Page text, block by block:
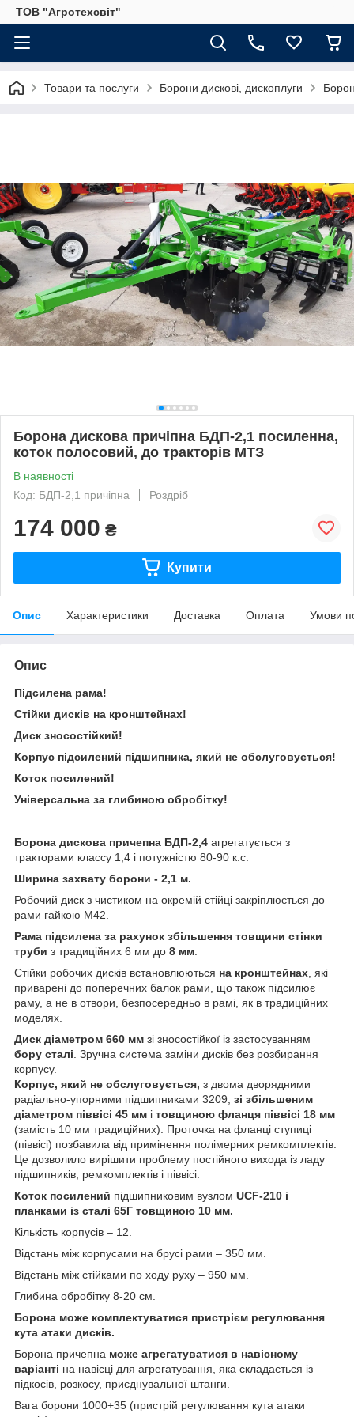
ТОВ "Агротехсвіт"
Товари та послуги Борони дискові, дископлуги
Борона дискова причіпна БДП-2,1 посиленна,
коток полосовий, до тракторів МТЗ
В наявності
Код: БДП-2,1 причіпна
Роздріб
174 000 ₴
Купити
Опис Характеристики Доставка Оплата Умови
Опис
Підсилена рама!
Стійки дисків на кронштейнах!
Диск зносостійкий!
Корпус підсилений підшипника, який не обслуговується!
Коток посилений!
Універсальна за глибиною обробітку!
Борона дискова причепна БДП-2,4 агрегатується з
тракторами классу 1,4 і потужністю 80-90 к.с.
Ширина захвату борони - 2,1 м.
Робочий диск з чистиком на окремій стійці закріплюється до
рами гайкою М42.
Рама підсилена за рахунок збільшення товщини стінки
труби з традиційних 6 мм до 8 мм
Стійки робочих дисків встановлюються на кронштейнах , які
приварені до поперечних балок рами, що також підсилює
раму, а не в отвори, безпосередньо в рамі, як в традиційних
моделях.
Диск діаметром 660 мм зі зносостійкої із застосуванням
бору сталі . Зручна система заміни дисків без розбирання
корпусу.
Корпус, який не обслуговується, з двома дворядними
радіально-упорними підшипниками 3209, зі збільшеним
діаметром піввісі 45 мм і товщиною фланця піввісі 18 мм
(замість 10 мм традиційних). Проточка на фланці ступиці
(піввісі) позбавила від примінення полімерних ремкомплектів.
Це дозволило вирішити проблему постійного вихода із ладу
підшипників, ремкомплектів і піввісі.
Коток посилений підшипниковим вузлом UСF-210 і
планками із сталі 65Г товщиною 10 мм.
Кількість корпусів – 12.
Відстань між корпусами на брусі рами – 350 мм.
Відстань між стійками по ходу руху – 950 мм.
Глибина обробітку 8-20 см.
Борона може комплектуватися пристрієм регулювання
кута атаки дисків.
Борона причепна може агрегатуватися в навісному
варіанті на навісці для агрегатування, яка складається із
підкосів, розкосу, приєднувальної штанги.
Вага борони 1000+35 (пристрій регулювання кута атаки